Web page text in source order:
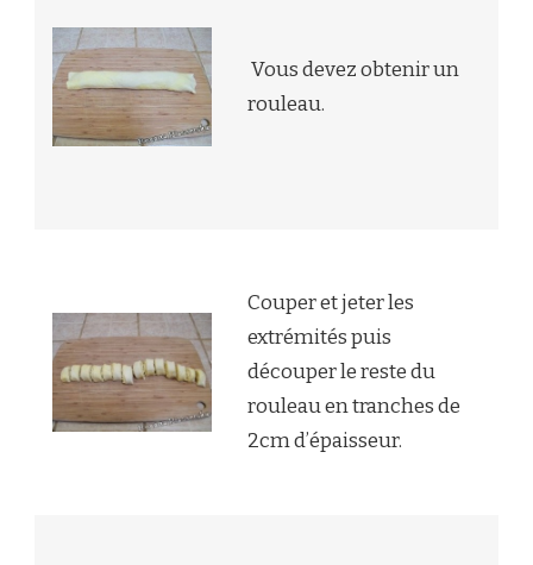
Vous devez obtenir un
rouleau.
Couper et jeter les
extrémités puis
découper le reste du
rouleau en tranches de
2cm d’épaisseur.